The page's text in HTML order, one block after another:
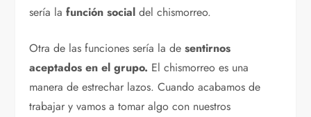
sería lafunción social del chismorreo.
Otra de las funciones sería la desentirnos
aceptados en el grupo. El chismorreo es una
manera de estrechar lazos. Cuando acabamos de
trabajar y vamos a tomar algo con nuestros